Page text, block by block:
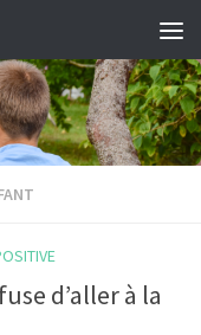
d’aller à la